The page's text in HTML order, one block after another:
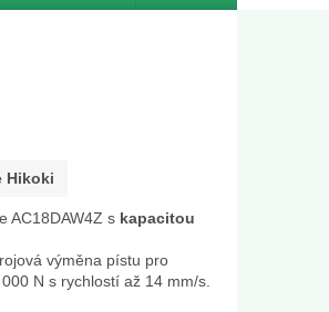
Hikoki
AC18DAW4Z s kapacitou
výměna pístu pro
N s rychlostí až 14 mm/s.